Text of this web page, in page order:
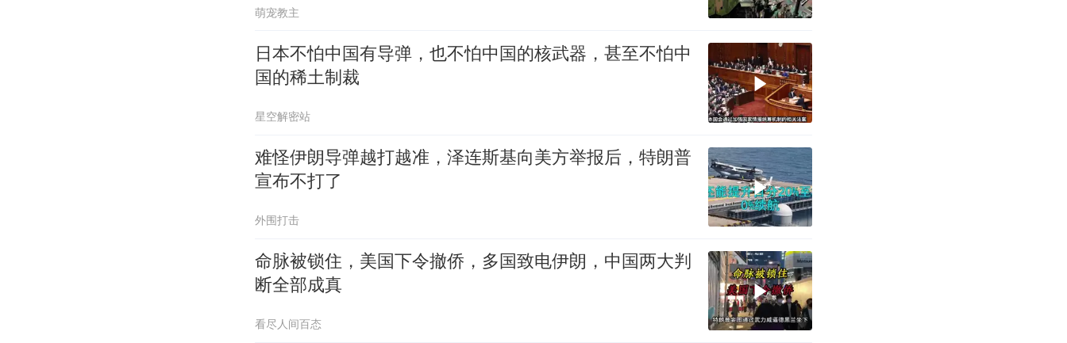
萌宠教主
日本不怕中国有导弹，也不怕中国的核武器，甚至不怕中
国的稀土制裁
星空解密站
难怪伊朗导弹越打越准，泽连斯基向美方举报后，特朗普
宣布不打了
外围打击
命脉被锁住，美国下令撤侨，多国致电伊朗，中国两大判
断全部成真
看尽人间百态